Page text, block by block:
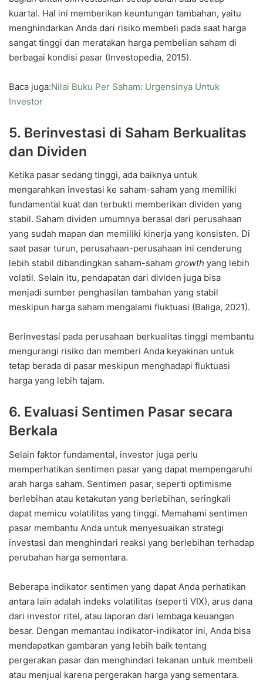
kuartal. Hal ini memberikan keuntungan tambahan, yaitu
menghindarkan Anda dari risiko membeli pada saat harga
sangat tinggi dan meratakan harga pembelian saham di
berbagai kondisi pasar (Investopedia, 2015).
Baca juga:Nilai Buku Per Saham: Urgensinya Untuk
Investor
5. Berinvestasi di Saham Berkualitas
dan Dividen
Ketika pasar sedang tinggi, ada baiknya untuk
mengarahkan investasi ke saham-saham yang memiliki
fundamental kuat dan terbukti memberikan dividen yang
stabil. Saham dividen umumnya berasal dari perusahaan
yang sudah mapan dan memiliki kinerja yang konsisten. Di
saat pasar turun, perusahaan-perusahaan ini cenderung
lebih stabil dibandingkan saham-saham growth yang lebih
volatil. Selain itu, pendapatan dari dividen juga bisa
menjadi sumber penghasilan tambahan yang stabil
meskipun harga saham mengalami fluktuasi (Baliga, 2021).
Berinvestasi pada perusahaan berkualitas tinggi membantu
mengurangi risiko dan memberi Anda keyakinan untuk
tetap berada di pasar meskipun menghadapi fluktuasi
harga yang lebih tajam.
6. Evaluasi Sentimen Pasar secara
Berkala
Selain faktor fundamental, investor juga perlu
memperhatikan sentimen pasar yang dapat mempengaruhi
arah harga saham. Sentimen pasar, seperti optimisme
berlebihan atau ketakutan yang berlebihan, seringkali
dapat memicu volatilitas yang tinggi. Memahami sentimen
pasar membantu Anda untuk menyesuaikan strategi
investasi dan menghindari reaksi yang berlebihan terhadap
perubahan harga sementara.
Beberapa indikator sentimen yang dapat Anda perhatikan
antara lain adalah indeks volatilitas (seperti VIX), arus dana
dari investor ritel, atau laporan dari lembaga keuangan
besar. Dengan memantau indikator-indikator ini, Anda bisa
mendapatkan gambaran yang lebih baik tentang
pergerakan pasar dan menghindari tekanan untuk membeli
atau menjual karena pergerakan harga yang sementara.